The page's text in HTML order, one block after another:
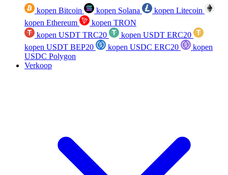
kopen Bitcoin kopen Solana
kopen Litecoin
kopen Ethereum
kopen TRON
kopen USDT TRC20
kopen USDT ERC20
kopen USDT BEP20
kopen USDC ERC20
kopen
USDC Polygon
Verkoop